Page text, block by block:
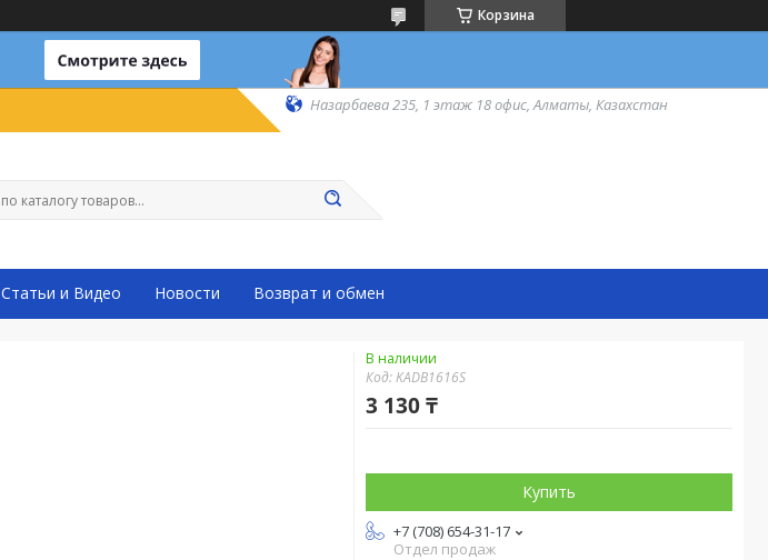
Корзина
Назарбаева 235, 1 этаж 18 офис, Алматы, Казахстан
Статьи и Видео Новости Возврат и обмен
В наличии
Код:KADB1616S
3 130 ₸
Купить
+7 (708) 654-31-17
Отдел продаж